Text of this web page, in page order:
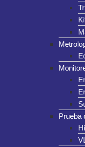
Prueba